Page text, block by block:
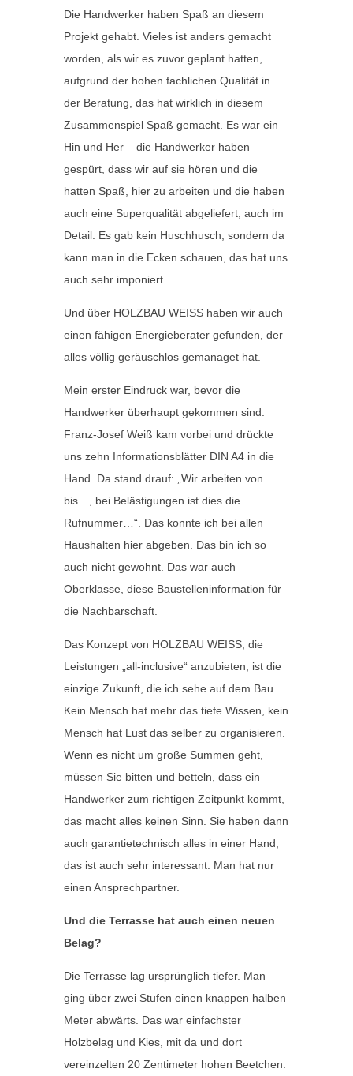
Die Handwerker haben Spaß an diesem
Projekt gehabt. Vieles ist anders gemacht
worden, als wir es zuvor geplant hatten,
aufgrund der hohen fachlichen Qualität in
der Beratung, das hat wirklich in diesem
Zusammenspiel Spaß gemacht. Es war ein
Hin und Her – die Handwerker haben
gespürt, dass wir auf sie hören und die
hatten Spaß, hier zu arbeiten und die haben
auch eine Superqualität abgeliefert, auch im
Detail. Es gab kein Huschhusch, sondern da
kann man in die Ecken schauen, das hat uns
auch sehr imponiert.
Und über HOLZBAU WEISS haben wir auch
einen fähigen Energieberater gefunden, der
alles völlig geräuschlos gemanaget hat.
Mein erster Eindruck war, bevor die
Handwerker überhaupt gekommen sind:
Franz-Josef Weiß kam vorbei und drückte
uns zehn Informationsblätter DIN A4 in die
Hand. Da stand drauf: „Wir arbeiten von …
bis…, bei Belästigungen ist dies die
Rufnummer…“. Das konnte ich bei allen
Haushalten hier abgeben. Das bin ich so
auch nicht gewohnt. Das war auch
Oberklasse, diese Baustelleninformation für
die Nachbarschaft.
Das Konzept von HOLZBAU WEISS, die
Leistungen „all-inclusive“ anzubieten, ist die
einzige Zukunft, die ich sehe auf dem Bau.
Kein Mensch hat mehr das tiefe Wissen, kein
Mensch hat Lust das selber zu organisieren.
Wenn es nicht um große Summen geht,
müssen Sie bitten und betteln, dass ein
Handwerker zum richtigen Zeitpunkt kommt,
das macht alles keinen Sinn. Sie haben dann
auch garantietechnisch alles in einer Hand,
das ist auch sehr interessant. Man hat nur
einen Ansprechpartner.
Und die Terrasse hat auch einen neuen
Belag?
Die Terrasse lag ursprünglich tiefer. Man
ging über zwei Stufen einen knappen halben
Meter abwärts. Das war einfachster
Holzbelag und Kies, mit da und dort
vereinzelten 20 Zentimeter hohen Beetchen.